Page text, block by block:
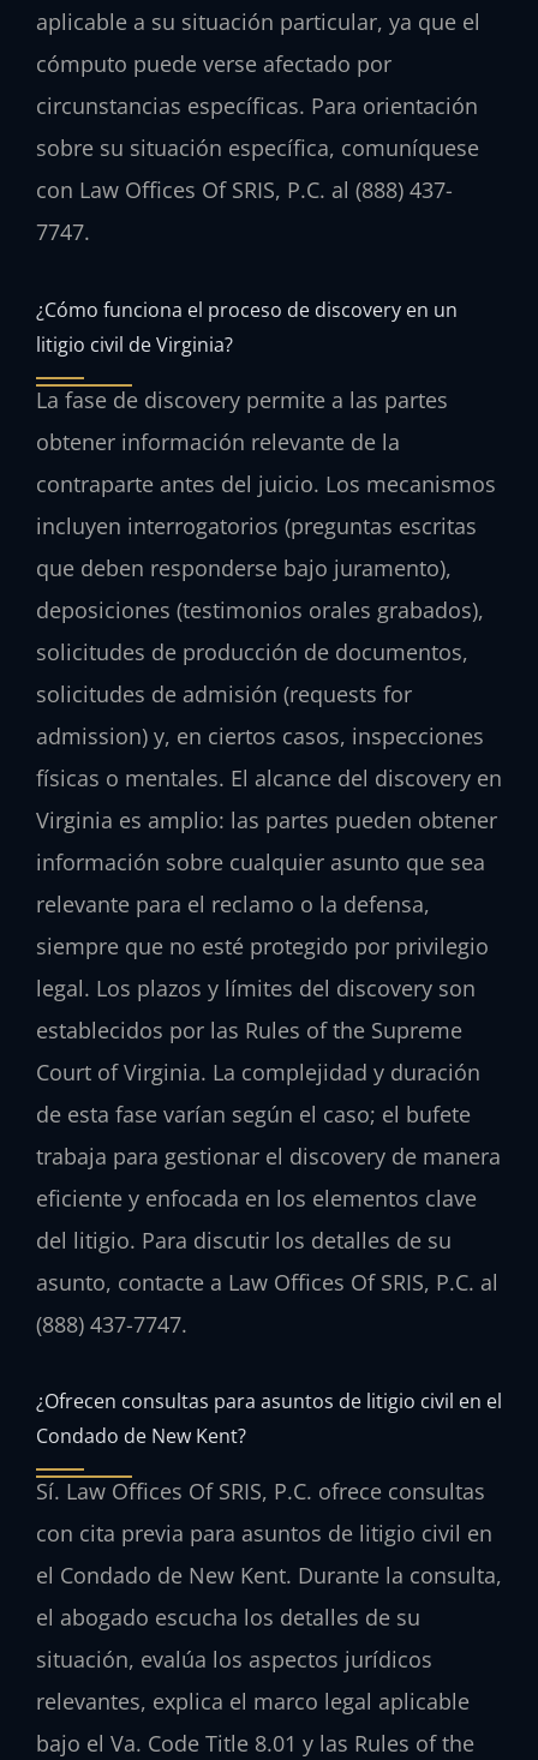
aplicable a su situación particular, ya que el
cómputo puede verse afectado por
circunstancias específicas. Para orientación
sobre su situación específica, comuníquese
con Law Offices Of SRIS, P.C. al (888) 437-
7747.
¿Cómo funciona el proceso de discovery en un
litigio civil de Virginia?
La fase de discovery permite a las partes
obtener información relevante de la
contraparte antes del juicio. Los mecanismos
incluyen interrogatorios (preguntas escritas
que deben responderse bajo juramento),
deposiciones (testimonios orales grabados),
solicitudes de producción de documentos,
solicitudes de admisión (requests for
admission) y, en ciertos casos, inspecciones
físicas o mentales. El alcance del discovery en
Virginia es amplio: las partes pueden obtener
información sobre cualquier asunto que sea
relevante para el reclamo o la defensa,
siempre que no esté protegido por privilegio
legal. Los plazos y límites del discovery son
establecidos por las Rules of the Supreme
Court of Virginia. La complejidad y duración
de esta fase varían según el caso; el bufete
trabaja para gestionar el discovery de manera
eficiente y enfocada en los elementos clave
del litigio. Para discutir los detalles de su
asunto, contacte a Law Offices Of SRIS, P.C. al
(888) 437-7747.
¿Ofrecen consultas para asuntos de litigio civil en el
Condado de New Kent?
Sí. Law Offices Of SRIS, P.C. ofrece consultas
con cita previa para asuntos de litigio civil en
el Condado de New Kent. Durante la consulta,
el abogado escucha los detalles de su
situación, evalúa los aspectos jurídicos
relevantes, explica el marco legal aplicable
bajo el Va. Code Title 8.01 y las Rules of the